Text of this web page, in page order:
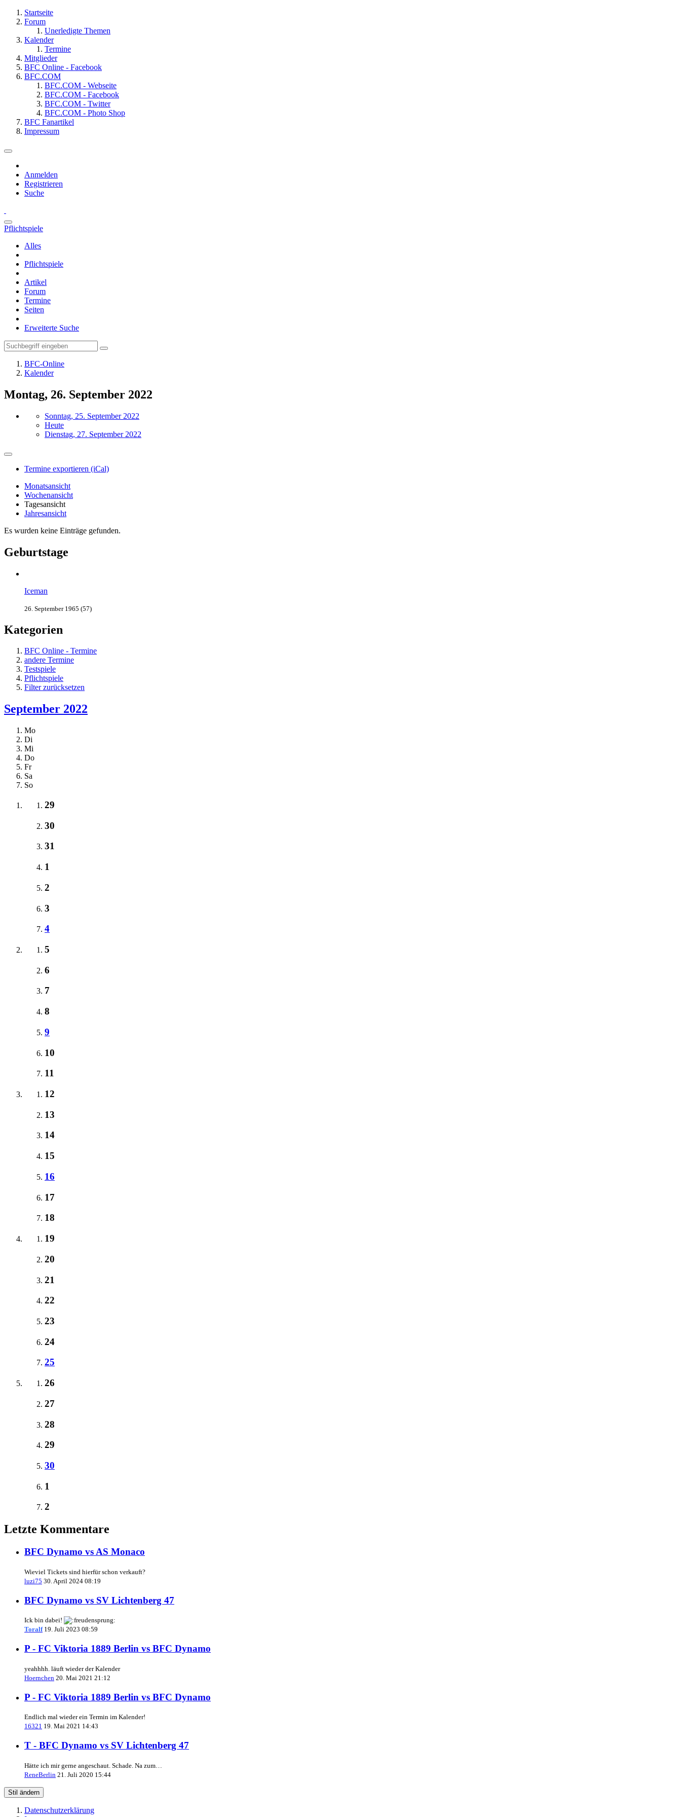
Startseite
Forum
Unerledigte Themen
Kalender
Termine
Mitglieder
BFC Online - Facebook
BFC.COM
BFC.COM - Webseite
BFC.COM - Facebook
BFC.COM - Twitter
BFC.COM - Photo Shop
BFC Fanartikel
Impressum
Anmelden
Registrieren
Suche
Pflichtspiele
Alles
Pflichtspiele
Artikel
Forum
Termine
Seiten
Erweiterte Suche
BFC-Online
Kalender
Montag, 26. September 2022
Sonntag, 25. September 2022
Heute
Dienstag, 27. September 2022
Termine exportieren (iCal)
Monatsansicht
Wochenansicht
Tagesansicht
Jahresansicht
Es wurden keine Einträge gefunden.
Geburtstage
Iceman
26. September 1965 (57)
Kategorien
BFC Online - Termine
andere Termine
Testspiele
Pflichtspiele
Filter zurücksetzen
September 2022
Mo
Di
Mi
Do
Fr
Sa
So
29
30
31
1
2
3
4
5
6
7
8
9
10
11
12
13
14
15
16
17
18
19
20
21
22
23
24
25
26
27
28
29
30
1
2
Letzte Kommentare
BFC Dynamo vs AS Monaco
Wieviel Tickets sind hierfür schon verkauft?
luzi75 30. April 2024 08:19
BFC Dynamo vs SV Lichtenberg 47
Ick bin dabei!
Toralf 19. Juli 2023 08:59
P - FC Viktoria 1889 Berlin vs BFC Dynamo
yeahhhh. läuft wieder der Kalender
Hoernchen 20. Mai 2021 21:12
P - FC Viktoria 1889 Berlin vs BFC Dynamo
Endlich mal wieder ein Termin im Kalender!
16321 19. Mai 2021 14:43
T - BFC Dynamo vs SV Lichtenberg 47
Hätte ich mir gerne angeschaut. Schade. Na zum…
ReneBerlin 21. Juli 2020 15:44
Stil ändern
Datenschutzerklärung